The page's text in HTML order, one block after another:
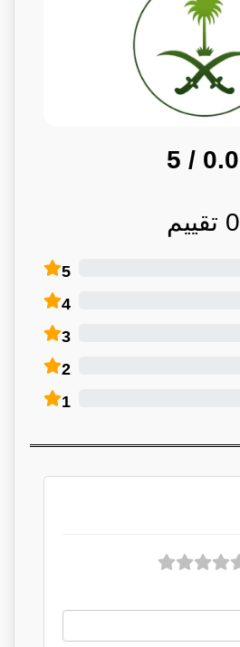
0.0
/ 5
0 تقييم
5
4
3
2
1